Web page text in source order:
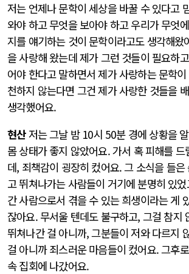
저는 언제나 문학이 세상을 바꿀 수 있다고
와야 하고 무엇을 보아야 하고 우리가 무엇
지를 얘기하는 것이 문학이라고도 생각해왔
을 사랑해 왔는데 제가 그런 것들이 필요하
어야 한다고 말하면서 제가 사랑하는 문학
천하지 않는다면 그건 제가 사랑한 것들을
생각했어요.
현산저는 그날 밤 10시 50분 경에 상황을
몸 상태가 좋지 않았어요. 가서 혹 피해를
데, 죄책감이 굉장히 컸어요. 그 소식을 들
고 뛰쳐나가는 사람들이 거기에 분명히 있
간 사람으로서 겪을 수 있는 희생이라는 게
잖아요. 무서울 텐데도 불구하고, 그걸 참지
뛰쳐나간 걸 아니까, 그분들이 저와 다르지
걸 아니까 죄스러운 마음들이 컸어요. 그후
속 집회에 나갔어요.